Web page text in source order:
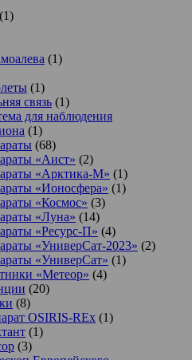
(1)
(1)
(1)
связь (1)
для наблюдения
(1)
(68)
«Аист» (2)
«Арктика-М» (1)
«Ионосфера» (1)
«Космос» (3)
«Луна» (14)
«Ресурс-П» (4)
«УниверСат-2023» (2)
«УниверСат» (1)
«Метеор» (4)
(20)
(8)
OSIRIS-REx (1)
(1)
(3)